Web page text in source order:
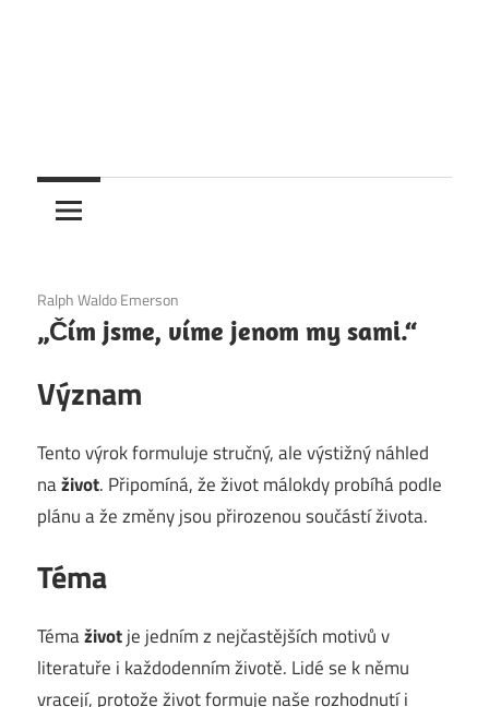
6. 12. 2020
Ralph Waldo Emerson
„Čím jsme, víme jenom my sami.“
Význam
Tento výrok formuluje stručný, ale výstižný náhled
naživot. Připomíná, že život málokdy probíhá podle
plánu a že změny jsou přirozenou součástí života.
Téma
Témaživotje jedním z nejčastějších motivů v
literatuře i každodenním životě. Lidé se k němu
vracejí, protože život formuje naše rozhodnutí i